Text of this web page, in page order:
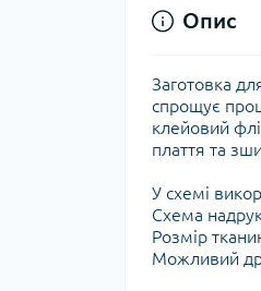
Опис
Заготовка
спрощує
клейовий
плаття та
У схемі
Схема
Розмір
Можливий